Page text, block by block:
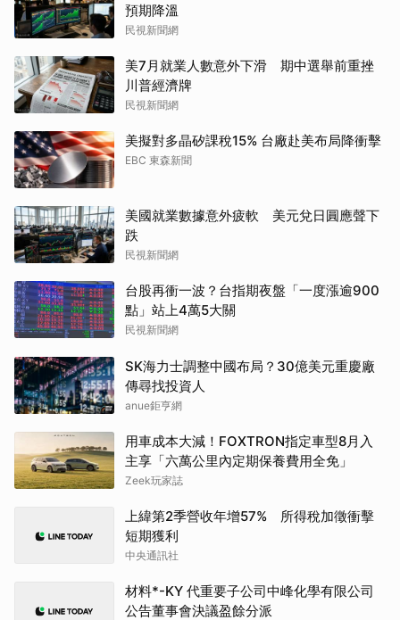
預期降溫
民視新聞網
美7月就業人數意外下滑 期中選舉前重挫
川普經濟牌
民視新聞網
美擬對多晶矽課稅15% 台廠赴美布局降衝擊
EBC 東森新聞
美國就業數據意外疲軟 美元兌日圓應聲下
跌
民視新聞網
台股再衝一波？台指期夜盤「一度漲逾900
點」站上4萬5大關
民視新聞網
SK海力士調整中國布局？30億美元重慶廠
傳尋找投資人
anue鉅亨網
用車成本大減！FOXTRON指定車型8月入
主享「六萬公里內定期保養費用全免」
Zeek玩家誌
上緯第2季營收年增57% 所得稅加徵衝擊
短期獲利
中央通訊社
材料*-KY 代重要子公司中峰化學有限公司
公告董事會決議盈餘分派